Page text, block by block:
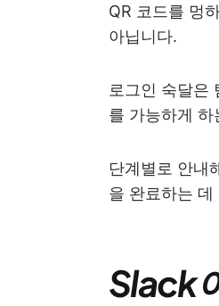
QR 코드를 멍
아닙니다.
로그인 숙달은
를 가능하게 하
단계별로 안내
을 완료하는 데
Slack